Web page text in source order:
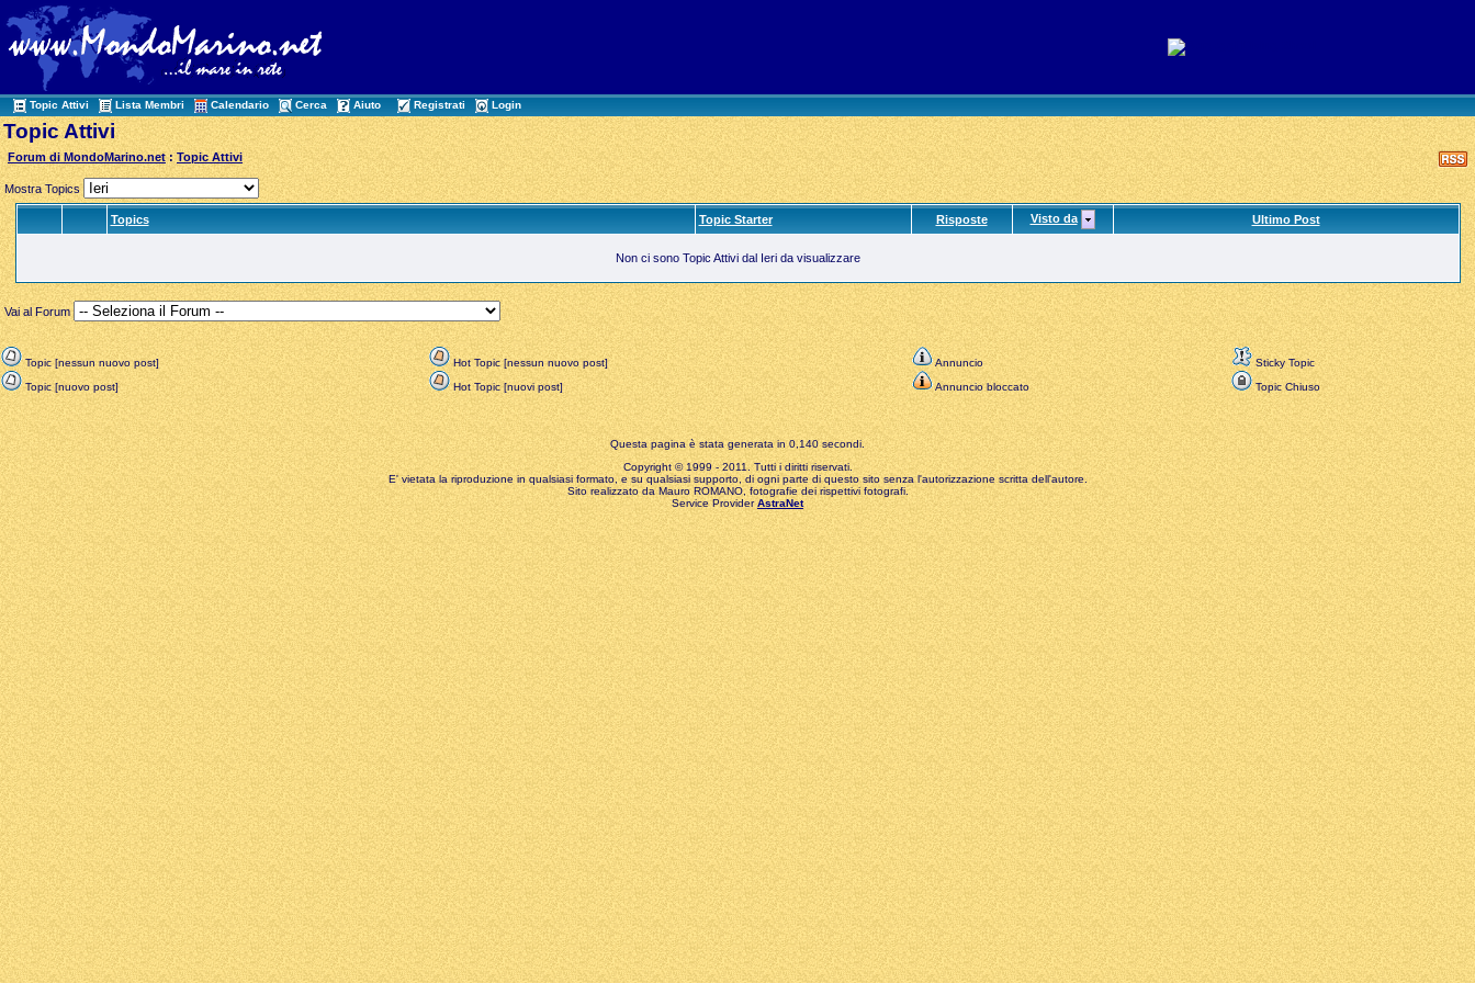
Topic Attivi Lista Membri Calendario Cerca Aiuto Registrati Login
Topic Attivi
Forum di MondoMarino.net :Topic Attivi
Mostra Topics
Topics Topic Starter Risposte Visto da Ultimo Post
Non ci sono Topic Attivi dal Ieri da visualizzare
Vai al Forum
Topic [nessun nuovo post] Hot Topic [nessun nuovo post] Annuncio
Sticky Topic
Topic [nuovo post]
Hot Topic [nuovi post] Annuncio bloccato Topic Chiuso
Questa pagina è stata generata in 0,140 secondi.
Copyright © 1999 - 2011. Tutti i diritti riservati.
E' vietata la riproduzione in qualsiasi formato, e su qualsiasi supporto, di ogni parte di questo sito senza l'autorizzazione scritta dell'autore.
Sito realizzato da Mauro ROMANO, fotografie dei rispettivi fotografi.
Service ProviderAstraNet